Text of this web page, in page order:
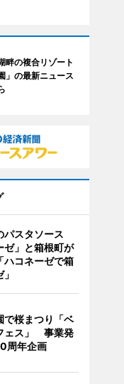
畔の複合リゾート
」の最新ニュース
パスタソース
ゼ」と箱根町が
コネーゼで箱
で桜まつり「ベ
ェス」 事業発
周年企画